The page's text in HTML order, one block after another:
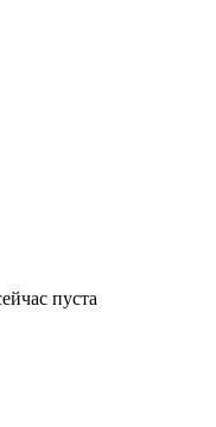
пуста